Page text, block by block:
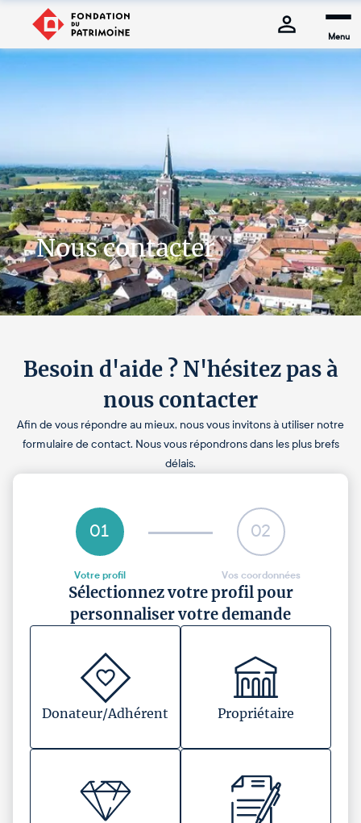
Menu
Nous contacter
Besoin d'aide ? N'hésitez pas à
nous contacter
Afin de vous répondre au mieux, nous vous invitons à utiliser notre
formulaire de contact. Nous vous répondrons dans les plus brefs
délais.
01
Votre profil
02
Vos coordonnées
Sélectionnez votre profil pour
personnaliser votre demande
Donateur/Adhérent Propriétaire